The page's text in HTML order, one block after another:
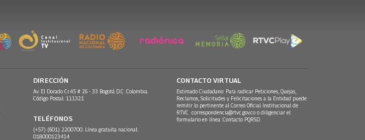
DIRECCIÓN
Av. El Dorado Cr.45 # 26 - 33 Bogotá D.C. Colombia.
Código Postal: 111321
TELÉFONOS
(+57) (601) 2200700. Línea gratuita nacional:
018000123414
CONTACTO VIRTUAL
Estimado Ciudadano: Para radicar Peticiones, Quejas,
Reclamos, Solicitudes y Felicitaciones a la Entidad puede
remitir lo pertinente al Correo Oficial Institucional de
RTVC correspondencia@rtvc.gov.co o diligenciar el
formulario en línea: Contacto PQRSD.